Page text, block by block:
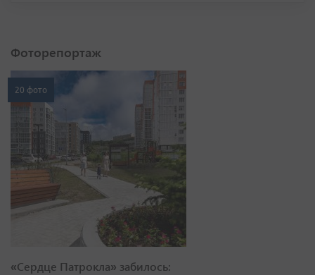
Фоторепортаж
20 фото
«Сердце Патрокла» забилось: